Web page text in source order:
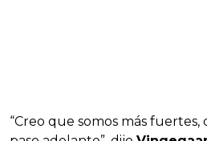
“Creo que somos más